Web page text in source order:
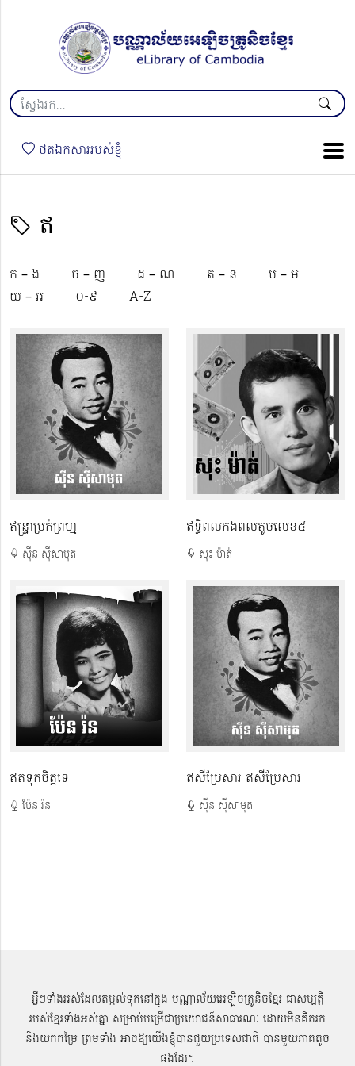
ថតឯកសាររបស់ខ្ញុំ
ឥ
ក – ង ច – ញ ដ – ណ ត – ន
ប – ម
យ – អ
០-៩ A-Z
ឥន្រ្ទាប្រក់ព្រហ្ម
ស៊ីន ស៊ីសាមុត
ឥទ្ធិពលកងពលតូចលេខ៥
សុះ ម៉ាត់
ឥតទុកចិត្តទេ
ប៉ែន រ៉ន
ឥសី​ប្រែ​សារ ឥសីប្រែសារ
ស៊ីន ស៊ីសាមុត
អ្វីៗទាំងអស់ដែលតម្កល់ទុកនៅក្នុង បណ្ណាល័យអេឡិចត្រូនិចខ្មែរ ជាសម្បតិ្ត
របស់ខ្មែរទាំងអស់គ្នា សម្រាប់បម្រើជាប្រយោជន៍សាធារណៈ ដោយមិនគិតរក
និងយកកម្រៃ ព្រមទាំង អាចឱ្យយើងខ្ញុំបានជួយប្រទេសជាតិ បានមួយភាគតូច
ផងដែរ។